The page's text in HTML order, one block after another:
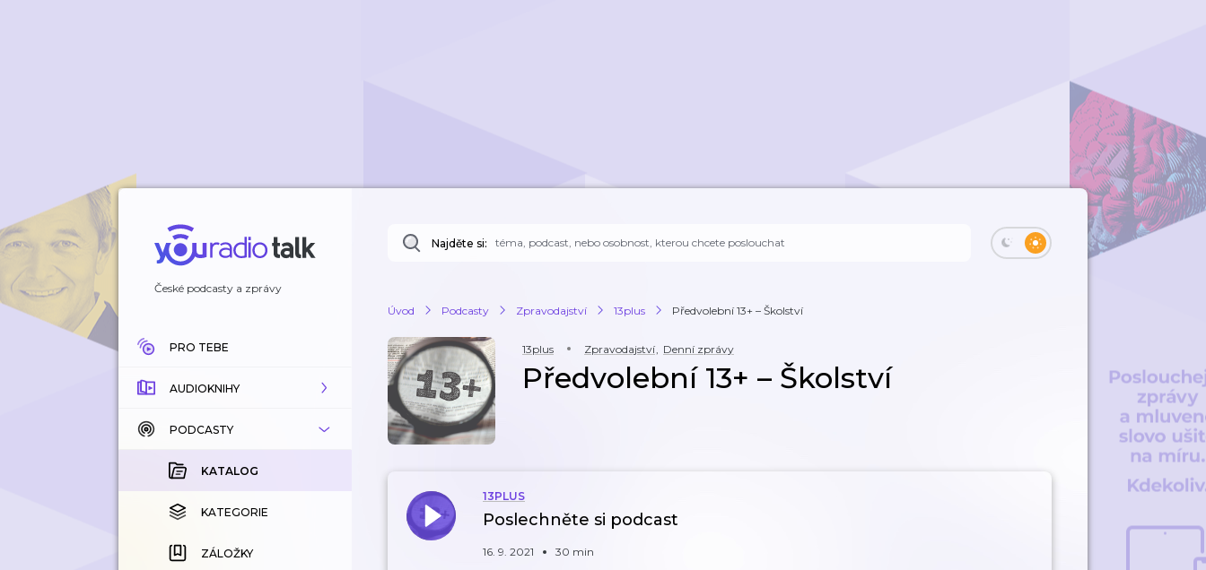
České podcasty a zprávy
PRO TEBE
AUDIOKNIHY
KATALOG
KOUPENÉ
KATEGORIE
ZÁLOŽKY
PODCASTY
KATALOG
KATEGORIE
ZÁLOŽKY
Najděte si:
Úvod Podcasty Zpravodajství 13plus Předvolební 13+ – Školství
13plus Zpravodajství, Denní zprávy
Předvolební 13+ – Školství
13PLUS
Poslechněte si podcast
16. 9. 2021 30 min